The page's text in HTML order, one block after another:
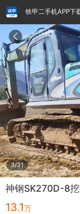
铁甲二手机APP下
3/31
神钢SK270D-8
13.1万
请输入手机号
提
交
即
表
示
同
意
《隐
私
政
策》
铁甲龙总部